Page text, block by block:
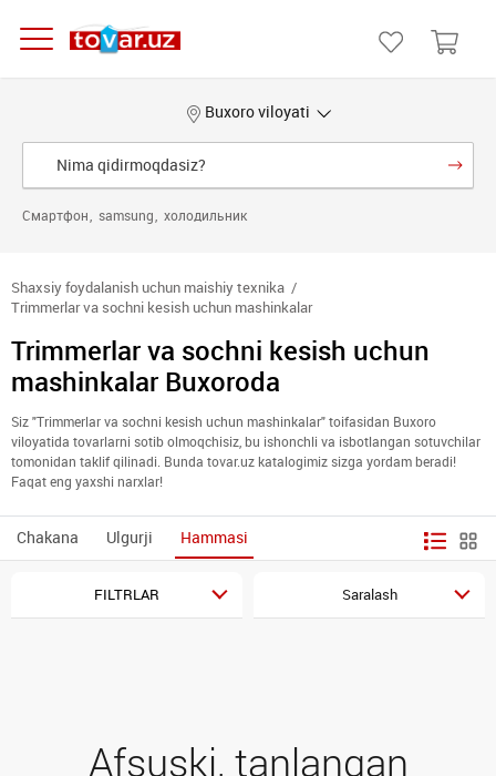
Buxoro viloyati
Смартфон samsung холодильник
Shaxsiy foydalanish uchun maishiy texnika
Trimmerlar va sochni kesish uchun mashinkalar
Trimmerlar va sochni kesish uchun
mashinkalar Buxoroda
Siz "Trimmerlar va sochni kesish uchun mashinkalar" toifasidan Buxoro
viloyatida tovarlarni sotib olmoqchisiz, bu ishonchli va isbotlangan sotuvchilar
tomonidan taklif qilinadi. Bunda tovar.uz katalogimiz sizga yordam beradi!
Faqat eng yaxshi narxlar!
Chakana Ulgurji Hammasi
FILTRLAR Saralash
Afsuski, tanlangan